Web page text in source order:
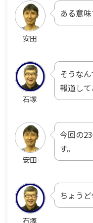
安田
ある意
石塚
そうな
報道して
安田
今回の
す。
石塚
ちょう